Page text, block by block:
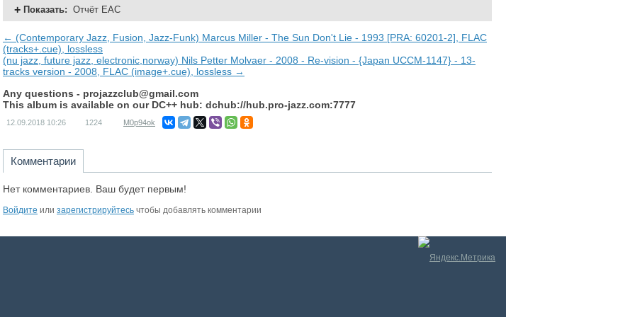
Показать: Отчёт EAC
← (Contemporary Jazz, Fusion, Jazz-Funk) Marcus Miller - The Sun Don't Lie - 1993 [PRA: 60201-2], FLAC
(tracks+.cue), lossless
(nu jazz, future jazz, electronic,norway) Nils Petter Molvaer - 2008 - Re-vision - {Japan UCCM-1147} - 13-
tracks version - 2008, FLAC (image+.cue), lossless →
Any questions - projazzclub@gmail.com
This album is available on our DC++ hub: dchub://hub.pro-jazz.com:7777
12.09.2018 10:26 1224 M0p94ok
Комментарии
Нет комментариев. Ваш будет первым!
Войдите или зарегистрируйтесь чтобы добавлять комментарии